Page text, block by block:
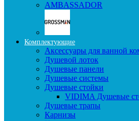
AMBASSADOR
Комплектующие
Аксессуары для ванной
Душевой лоток
Душевые панели
Душевые системы
Душевые стойки
VIDIMA Душевые
Душевые трапы
Карнизы